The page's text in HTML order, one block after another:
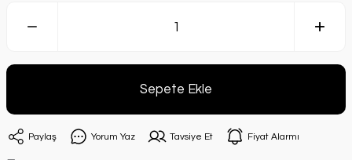
Sepete Ekle
Paylaş Yorum Yaz Tavsiye Et Fiyat Alarmı